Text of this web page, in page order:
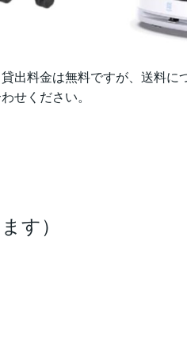
出料金は無料ですが、送料に
せください。
す）